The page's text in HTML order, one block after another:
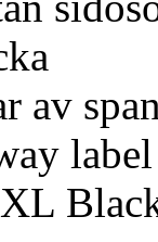
av
label